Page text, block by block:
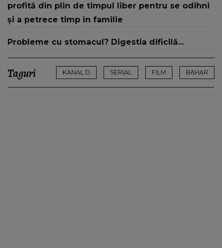
profită din plin de timpul liber pentru se odihni
și a petrece timp în familie
Probleme cu stomacul? Digestia dificilă...
Taguri KANAL D SERIAL FILM BAHAR